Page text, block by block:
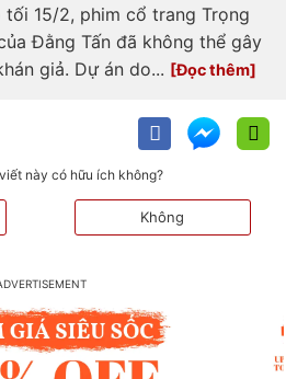
tối 15/2, phim cổ trang Trọng
Đằng Tấn đã không thể gây
giả. Dự án do...
này có hữu ích không?
Không